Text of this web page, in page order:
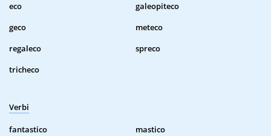
eco
galeopiteco
geco
meteco
regaleco
spreco
tricheco
Verbi
fantastico
mastico